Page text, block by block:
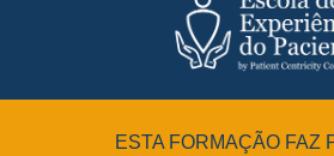
ESTA FORMAÇÃO FAZ